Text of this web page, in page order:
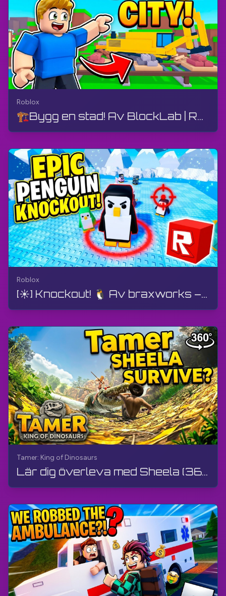
Roblox
🏗️Bygg en stad! Av BlockLab | Roblox | Gameplay, Utan kommentarer, Android
Roblox
[☀️] Knockout! 🐧 Av braxworks – Mega-strid | Roblox | Gameplay, utan kommentarer, Android
Tamer: King of Dinosaurs
Lär dig överleva med Sheela (360°-video, VR) | Tamer: King of Dinosaurs | Genomspelning, Gameplay